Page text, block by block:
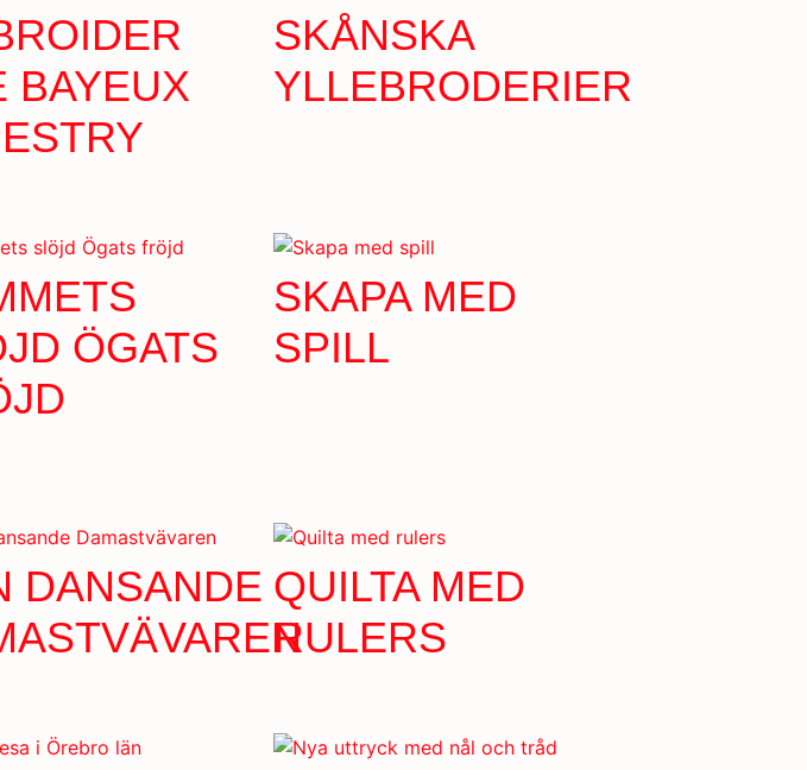
BAYEUX
SKÅNSKA
YLLEBRODERIER
ÖGATS
SKAPA MED
SPILL
DANSANDE QUILTA MED
RULERS